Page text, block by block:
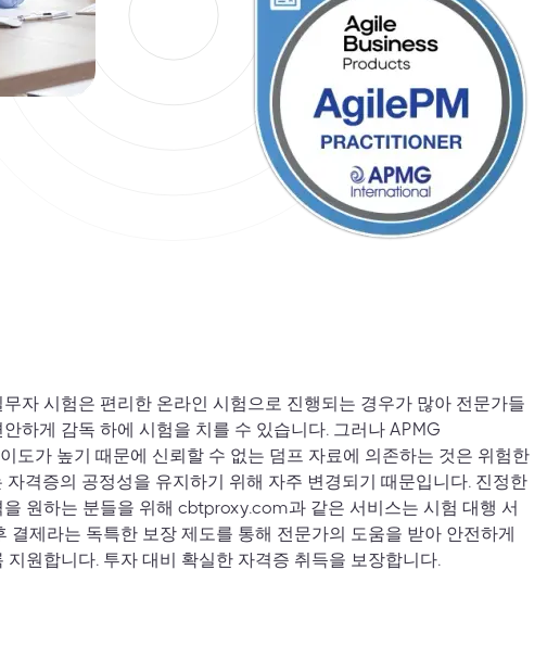
자 시험은 편리한 온라인 시험으로 진행되는 경우가 많아 전문가들
하게 감독 하에 시험을 치를 수 있습니다. 그러나 APMG
도가 높기 때문에 신뢰할 수 없는 덤프 자료에 의존하는 것은 위험한
자격증의 공정성을 유지하기 위해 자주 변경되기 때문입니다. 진정한
원하는 분들을 위해 cbtproxy.com과 같은 서비스는 시험 대행 서
결제라는 독특한 보장 제도를 통해 전문가의 도움을 받아 안전하게
지원합니다. 투자 대비 확실한 자격증 취득을 보장합니다.